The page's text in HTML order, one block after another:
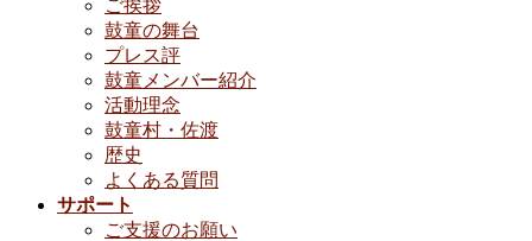
ご挨拶
鼓童の舞台
プレス評
鼓童メンバー紹介
活動理念
鼓童村・佐渡
歴史
よくある質問
サポート
ご支援のお願い